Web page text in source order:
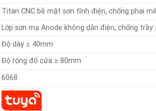
Titan CNC bề mặt sơn tĩnh điện, chống phai
Lớp sơn mạ Anode không dẫn điện, chống trầy
Độ dày ≥ 40mm
Độ rộng đố cửa ≥ 80mm
6068